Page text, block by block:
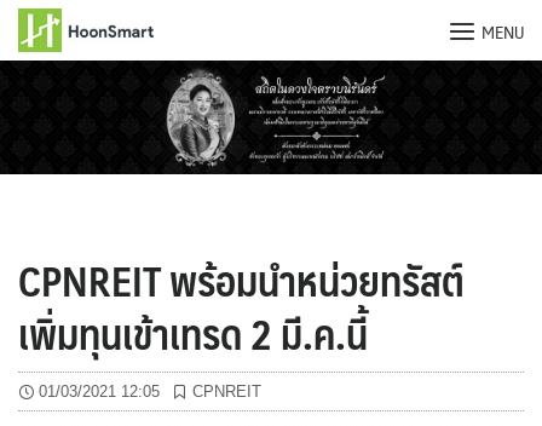
MENU
CPNREIT พร้อมนำหน่วยทรัสต์
เพิ่มทุนเข้าเทรด 2 มี.ค.นี้
01/03/2021 12:05 CPNREIT